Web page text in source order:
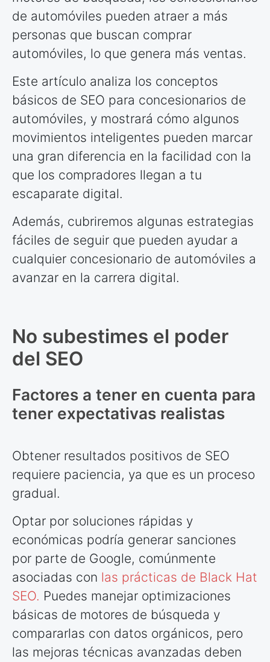
de automóviles pueden atraer a más
personas que buscan comprar
automóviles, lo que genera más ventas.
Este artículo analiza los conceptos
básicos de SEO para concesionarios de
automóviles, y mostrará cómo algunos
movimientos inteligentes pueden marcar
una gran diferencia en la facilidad con la
que los compradores llegan a tu
escaparate digital.
Además, cubriremos algunas estrategias
fáciles de seguir que pueden ayudar a
cualquier concesionario de automóviles a
avanzar en la carrera digital.
No subestimes el poder
del SEO
Factores a tener en cuenta para
tener expectativas realistas
Obtener resultados positivos de SEO
requiere paciencia, ya que es un proceso
gradual.
Optar por soluciones rápidas y
económicas podría generar sanciones
por parte de Google, comúnmente
asociadas con las prácticas de Black Hat
SEO. Puedes manejar optimizaciones
básicas de motores de búsqueda y
compararlas con datos orgánicos, pero
las mejoras técnicas avanzadas deben